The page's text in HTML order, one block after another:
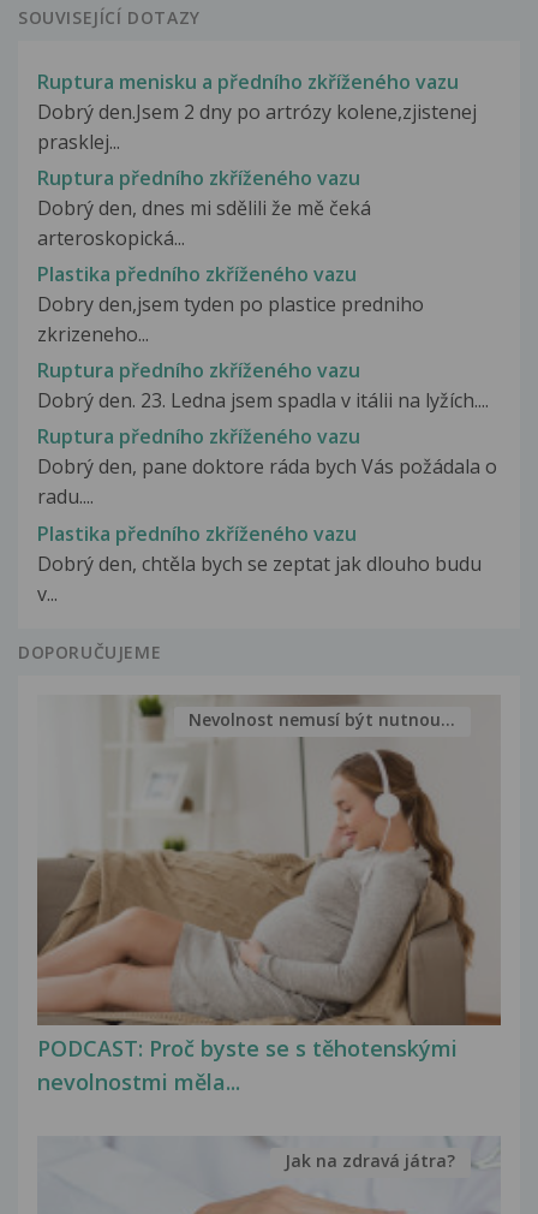
SOUVISEJÍCÍ DOTAZY
Ruptura menisku a předního zkříženého vazu
Dobrý den.Jsem 2 dny po artrózy kolene,zjistenej
prasklej...
Ruptura předního zkříženého vazu
Dobrý den, dnes mi sdělili že mě čeká
arteroskopická...
Plastika předního zkříženého vazu
Dobry den,jsem tyden po plastice predniho
zkrizeneho...
Ruptura předního zkříženého vazu
Dobrý den. 23. Ledna jsem spadla v itálii na lyžích....
Ruptura předního zkříženého vazu
Dobrý den, pane doktore ráda bych Vás požádala o
radu....
Plastika předního zkříženého vazu
Dobrý den, chtěla bych se zeptat jak dlouho budu
v...
DOPORUČUJEME
PODCAST: Proč byste se s těhotenskými
nevolnostmi měla...
Nevolnost nemusí být nutnou...
Jak na zdravá játra?